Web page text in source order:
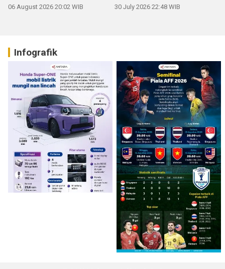
06 August 2026 20:02 WIB 30 July 2026 22:48 WIB
Infografik